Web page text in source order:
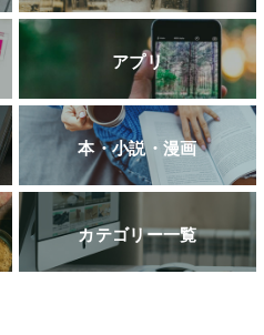
アプリ
本・小説・漫画
カテゴリー一覧